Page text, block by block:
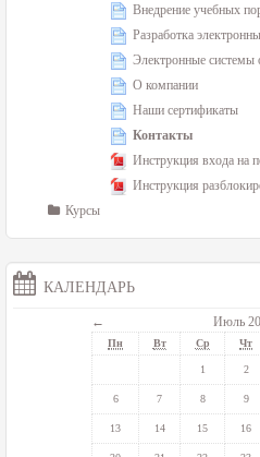
Внедрение учебных
Разработка
Электронные системы
О компании
Наши сертификаты
Контакты
Инструкция входа на
Инструкция
Курсы
КАЛЕНДАРЬ
← Июль
Пн Вт Ср Чт
1 2
6 7 8 9
13 14 15 16